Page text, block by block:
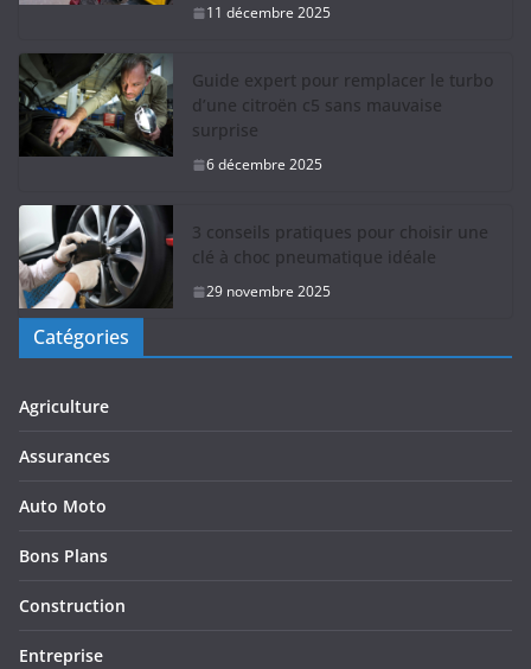
11 décembre 2025
Guide expert pour remplacer le turbo
d’une citroën c5 sans mauvaise
surprise
6 décembre 2025
3 conseils pratiques pour choisir une
clé à choc pneumatique idéale
29 novembre 2025
Catégories
Agriculture
Assurances
Auto Moto
Bons Plans
Construction
Entreprise